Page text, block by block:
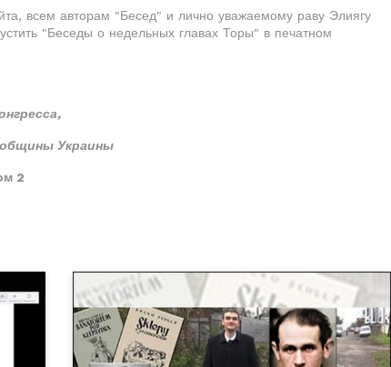
всем авторам "Бесед" и лично уважаемому раву Элиягу
"Беседы о недельных главах Торы" в печатном
общины Украины
2